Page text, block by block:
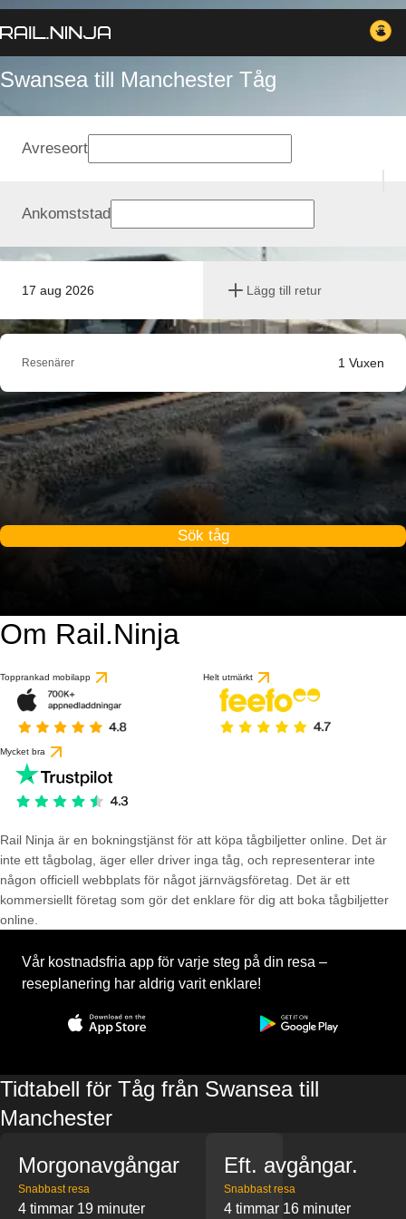
Swansea till Manchester Tåg
17 aug 2026 Lägg till retur
Avreseort
Ankomststad
Resenärer 1 Vuxen
Sök tåg
Om Rail.Ninja
Topprankad mobilapp Helt utmärkt
Mycket bra
Rail Ninja är en bokningstjänst för att köpa tågbiljetter online. Det är
inte ett tågbolag, äger eller driver inga tåg, och representerar inte
någon officiell webbplats för något järnvägsföretag. Det är ett
kommersiellt företag som gör det enklare för dig att boka tågbiljetter
online.
Vår kostnadsfria app för varje steg på din resa –
reseplanering har aldrig varit enklare!
Tidtabell för Tåg från Swansea till
Manchester
Morgonavgångar
Snabbast resa
4 timmar 19 minuter
Eft. avgångar.
Snabbast resa
4 timmar 16 minuter